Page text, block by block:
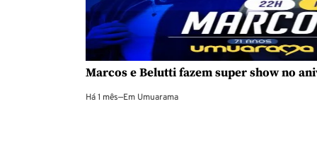
Marcos e Belutti fazem super show no
Há 1 mês—Em Umuarama